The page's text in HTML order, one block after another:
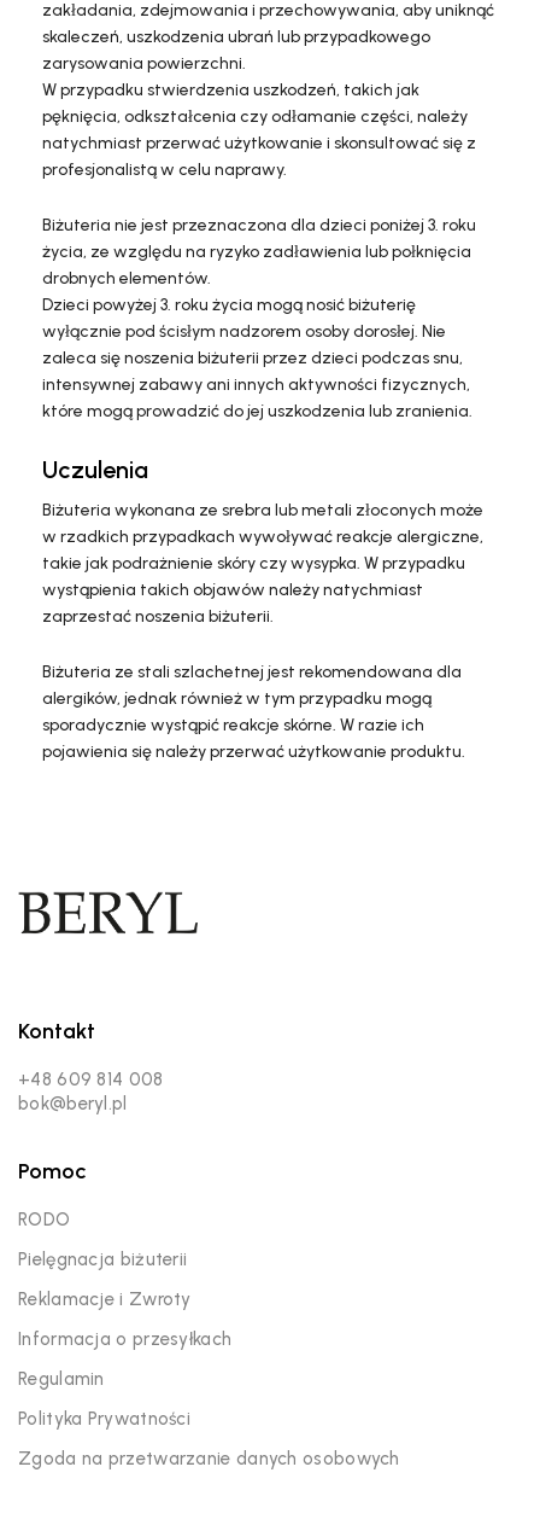
zakładania, zdejmowania i przechowywania, aby uniknąć
skaleczeń, uszkodzenia ubrań lub przypadkowego
zarysowania powierzchni.
W przypadku stwierdzenia uszkodzeń, takich jak
pęknięcia, odkształcenia czy odłamanie części, należy
natychmiast przerwać użytkowanie i skonsultować się z
profesjonalistą w celu naprawy.
Biżuteria nie jest przeznaczona dla dzieci poniżej 3. roku
życia, ze względu na ryzyko zadławienia lub połknięcia
drobnych elementów.
Dzieci powyżej 3. roku życia mogą nosić biżuterię
wyłącznie pod ścisłym nadzorem osoby dorosłej. Nie
zaleca się noszenia biżuterii przez dzieci podczas snu,
intensywnej zabawy ani innych aktywności fizycznych,
które mogą prowadzić do jej uszkodzenia lub zranienia.
Uczulenia
Biżuteria wykonana ze srebra lub metali złoconych może
w rzadkich przypadkach wywoływać reakcje alergiczne,
takie jak podrażnienie skóry czy wysypka. W przypadku
wystąpienia takich objawów należy natychmiast
zaprzestać noszenia biżuterii.
Biżuteria ze stali szlachetnej jest rekomendowana dla
alergików, jednak również w tym przypadku mogą
sporadycznie wystąpić reakcje skórne. W razie ich
pojawienia się należy przerwać użytkowanie produktu.
Kontakt
+48 609 814 008
bok@beryl.pl
Pomoc
RODO
Pielęgnacja biżuterii
Reklamacje i Zwroty
Informacja o przesyłkach
Regulamin
Polityka Prywatności
Zgoda na przetwarzanie danych osobowych